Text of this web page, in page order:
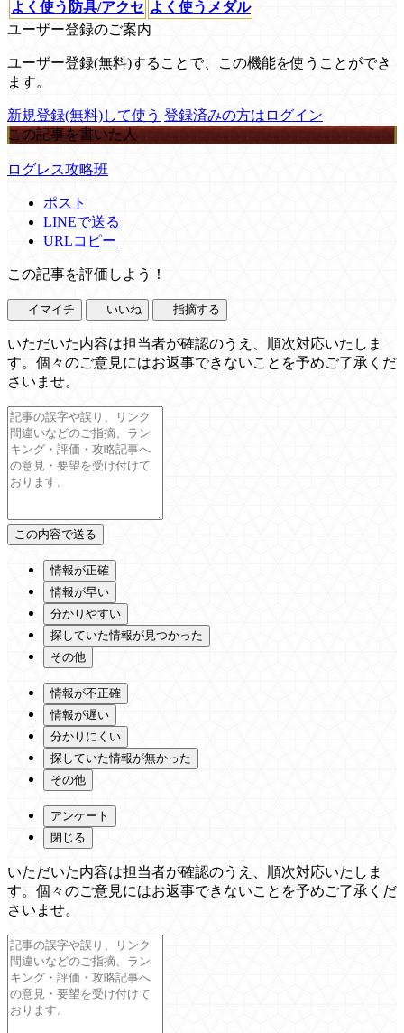
よく使う防具/アクセ よく使うメダル
ユーザー登録のご案内
ユーザー登録(無料)することで、この機能を使うことができ
ます。
新規登録(無料)して使う 登録済みの方はログイン
この記事を書いた人
ログレス攻略班
ポスト
LINEで送る
URLコピー
この記事を評価しよう！
イマイチ いいね 指摘する
いただいた内容は担当者が確認のうえ、順次対応いたしま
す。個々のご意見にはお返事できないことを予めご了承くだ
さいませ。
情報が正確
情報が早い
分かりやすい
探していた情報が見つかった
その他
情報が不正確
情報が遅い
分かりにくい
探していた情報が無かった
その他
アンケート
閉じる
いただいた内容は担当者が確認のうえ、順次対応いたしま
す。個々のご意見にはお返事できないことを予めご了承くだ
さいませ。